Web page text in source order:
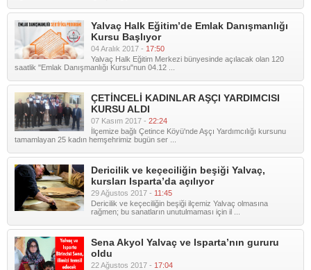
Yalvaç Halk Eğitim’de Emlak Danışmanlığı
Kursu Başlıyor
04 Aralık 2017 - 17:50
Yalvaç Halk Eğitim Merkezi bünyesinde açılacak olan 120
saatlik "Emlak Danışmanlığı Kursu"nun 04.12 ...
ÇETİNCELİ KADINLAR AŞÇI YARDIMCISI
KURSU ALDI
07 Kasım 2017 - 22:24
İlçemize bağlı Çetince Köyü'nde Aşçı Yardımcılığı kursunu
tamamlayan 25 kadın hemşehrimiz bugün ser ...
Dericilik ve keçeciliğin beşiği Yalvaç,
kursları Isparta’da açılıyor
29 Ağustos 2017 - 11:45
Dericilik ve keçeciliğin beşiği ilçemiz Yalvaç olmasına
rağmen; bu sanatların unutulmaması için il ...
Sena Akyol Yalvaç ve Isparta’nın gururu
oldu
22 Ağustos 2017 - 17:04